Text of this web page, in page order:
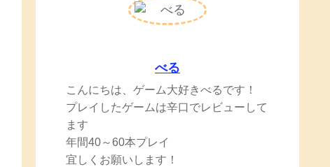
べる
こんにちは、ゲーム大好きべるです！
プレイしたゲームは辛口でレビューして
ます
年間40～60本プレイ
宜しくお願いします！